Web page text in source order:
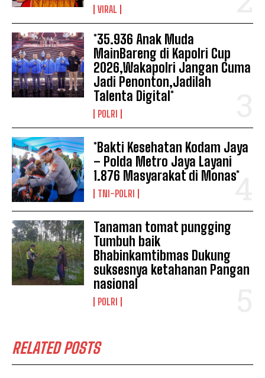
VIRAL
*35.936 Anak Muda
MainBareng di Kapolri Cup
2026,Wakapolri Jangan Cuma
Jadi Penonton,Jadilah
Talenta Digital*
POLRI
*Bakti Kesehatan Kodam Jaya
– Polda Metro Jaya Layani
1.876 Masyarakat di Monas*
TNI-POLRI
Tanaman tomat pungging
Tumbuh baik
Bhabinkamtibmas Dukung
suksesnya ketahanan Pangan
nasional
POLRI
RELATED POSTS